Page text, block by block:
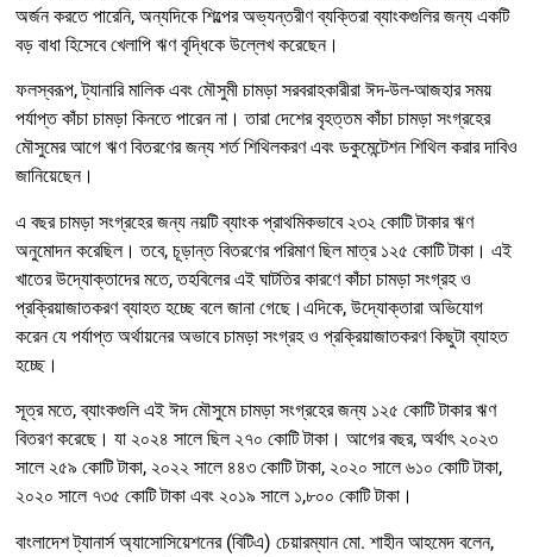
অর্জন করতে পারেনি, অন্যদিকে শিল্পের অভ্যন্তরীণ ব্যক্তিরা ব্যাংকগুলির জন্য একটি
বড় বাধা হিসেবে খেলাপি ঋণ বৃদ্ধিকে উল্লেখ করেছেন।
ফলস্বরূপ, ট্যানারি মালিক এবং মৌসুমী চামড়া সরবরাহকারীরা ঈদ-উল-আজহার সময়
পর্যাপ্ত কাঁচা চামড়া কিনতে পারেন না। তারা দেশের বৃহত্তম কাঁচা চামড়া সংগ্রহের
মৌসুমের আগে ঋণ বিতরণের জন্য শর্ত শিথিলকরণ এবং ডকুমেন্টেশন শিথিল করার দাবিও
জানিয়েছেন।
এ বছর চামড়া সংগ্রহের জন্য নয়টি ব্যাংক প্রাথমিকভাবে ২৩২ কোটি টাকার ঋণ
অনুমোদন করেছিল। তবে, চূড়ান্ত বিতরণের পরিমাণ ছিল মাত্র ১২৫ কোটি টাকা। এই
খাতের উদ্যোক্তাদের মতে, তহবিলের এই ঘাটতির কারণে কাঁচা চামড়া সংগ্রহ ও
প্রক্রিয়াজাতকরণ ব্যাহত হচ্ছে বলে জানা গেছে।এদিকে, উদ্যোক্তারা অভিযোগ
করেন যে পর্যাপ্ত অর্থায়নের অভাবে চামড়া সংগ্রহ ও প্রক্রিয়াজাতকরণ কিছুটা ব্যাহত
হচ্ছে।
সূত্র মতে, ব্যাংকগুলি এই ঈদ মৌসুমে চামড়া সংগ্রহের জন্য ১২৫ কোটি টাকার ঋণ
বিতরণ করেছে। যা ২০২৪ সালে ছিল ২৭০ কোটি টাকা। আগের বছর, অর্থাৎ ২০২৩
সালে ২৫৯ কোটি টাকা, ২০২২ সালে ৪৪৩ কোটি টাকা, ২০২০ সালে ৬১০ কোটি টাকা,
২০২০ সালে ৭৩৫ কোটি টাকা এবং ২০১৯ সালে ১,৮০০ কোটি টাকা।
বাংলাদেশ ট্যানার্স অ্যাসোসিয়েশনের (বিটিএ) চেয়ারম্যান মো. শাহীন আহমেদ বলেন,